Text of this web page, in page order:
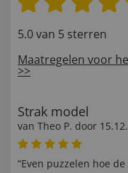
5.0 van 5 sterren
Maatregelen voor
>>
Strak model
van Theo P. door
“Even puzzelen hoe